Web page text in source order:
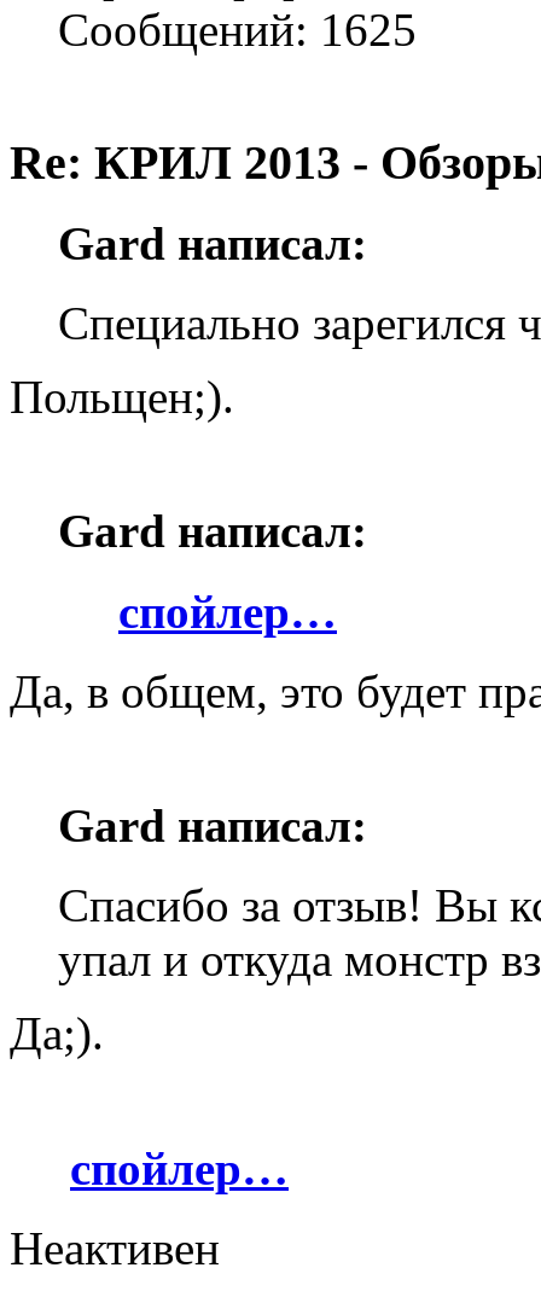
Сообщений: 1625
Re: КРИЛ 2013 -
Gard написал:
Специально зарегился
Польщен;).
Gard написал:
спойлер…
Да, в общем, это будет
Gard написал:
Спасибо за отзыв! Вы
упал и откуда монстр
Да;).
спойлер…
Неактивен